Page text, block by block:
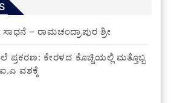
– ರಾಮಚಂದ್ರಾಪುರ ಶ್ರೀ
ಪ್ರಕರಣ: ಕೇರಳದ ಕೊಚ್ಚಿಯಲ್ಲಿ ಮತ್ತೊಬ್ಬ
ವಶಕ್ಕೆ